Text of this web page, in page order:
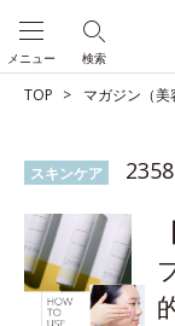
検索
メニュー
TOP マガジン（美
スキンケア